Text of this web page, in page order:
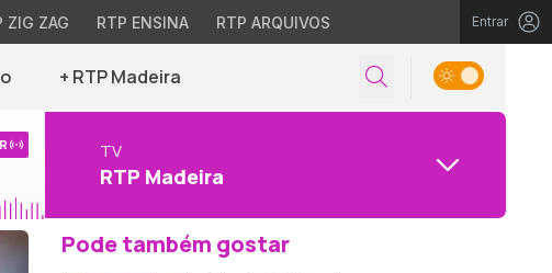
ZIG ZAG RTP ENSINA RTP ARQUIVOS Entrar
+ RTP Madeira
TV
RTP Madeira
Pode também gostar